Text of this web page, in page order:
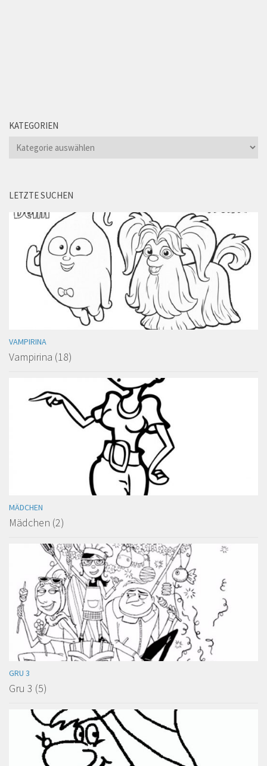
KATEGORIEN
Kategorien
LETZTE SUCHEN
VAMPIRINA
Vampirina (18)
MÄDCHEN
Mädchen (2)
GRU 3
Gru 3 (5)